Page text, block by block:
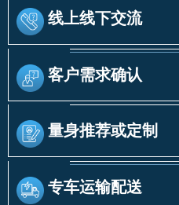
线上线下交流
客户需求确认
量身推荐或定制
专车运输配送